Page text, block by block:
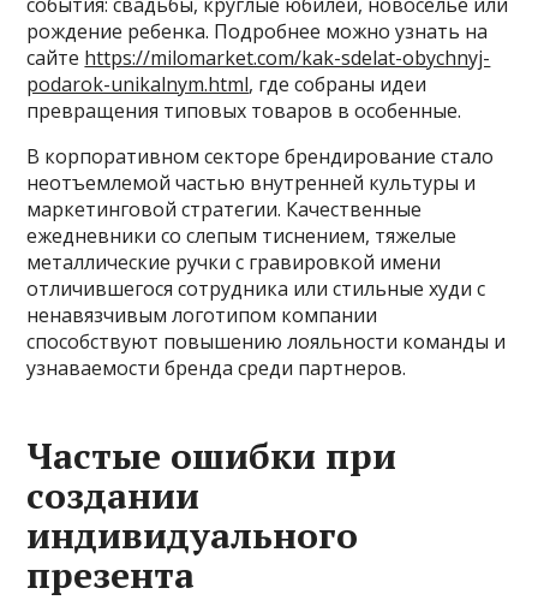
события: свадьбы, круглые юбилеи, новоселье или
рождение ребенка. Подробнее можно узнать на
сайте https://milomarket.com/kak-sdelat-obychnyj-
podarok-unikalnym.html, где собраны идеи
превращения типовых товаров в особенные.
В корпоративном секторе брендирование стало
неотъемлемой частью внутренней культуры и
маркетинговой стратегии. Качественные
ежедневники со слепым тиснением, тяжелые
металлические ручки с гравировкой имени
отличившегося сотрудника или стильные худи с
ненавязчивым логотипом компании
способствуют повышению лояльности команды и
узнаваемости бренда среди партнеров.
Частые ошибки при
создании
индивидуального
презента